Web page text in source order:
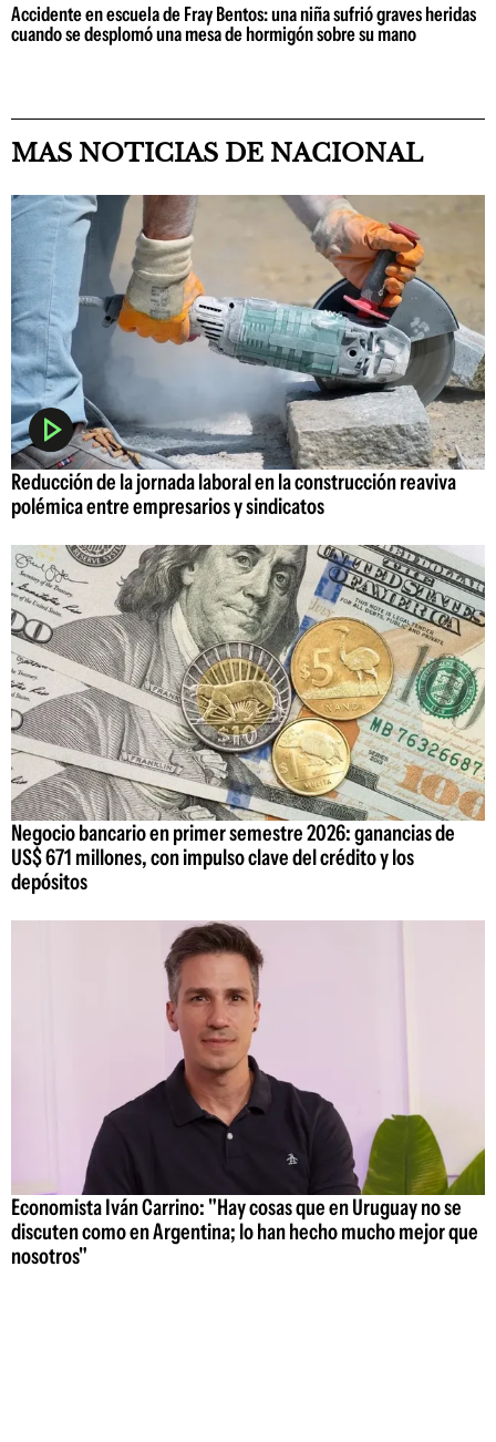
Accidente en escuela de Fray Bentos: una niña sufrió graves heridas
cuando se desplomó una mesa de hormigón sobre su mano
MAS NOTICIAS DE NACIONAL
Reducción de la jornada laboral en la construcción reaviva
polémica entre empresarios y sindicatos
Negocio bancario en primer semestre 2026: ganancias de
US$ 671 millones, con impulso clave del crédito y los
depósitos
Economista Iván Carrino: "Hay cosas que en Uruguay no se
discuten como en Argentina; lo han hecho mucho mejor que
nosotros"